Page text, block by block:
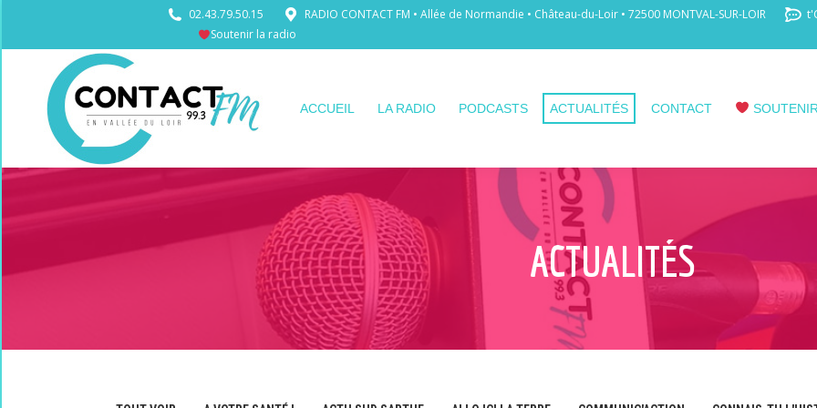
02.43.79.50.15 RADIO CONTACT FM • Allée de Normandie • Château-du-Loir • 72500 MONTVAL-SUR-LOIR
Soutenir la radio
ACCUEIL LA RADIO PODCASTS ACTUALITÉS CONTACT
ACTUALITÉS